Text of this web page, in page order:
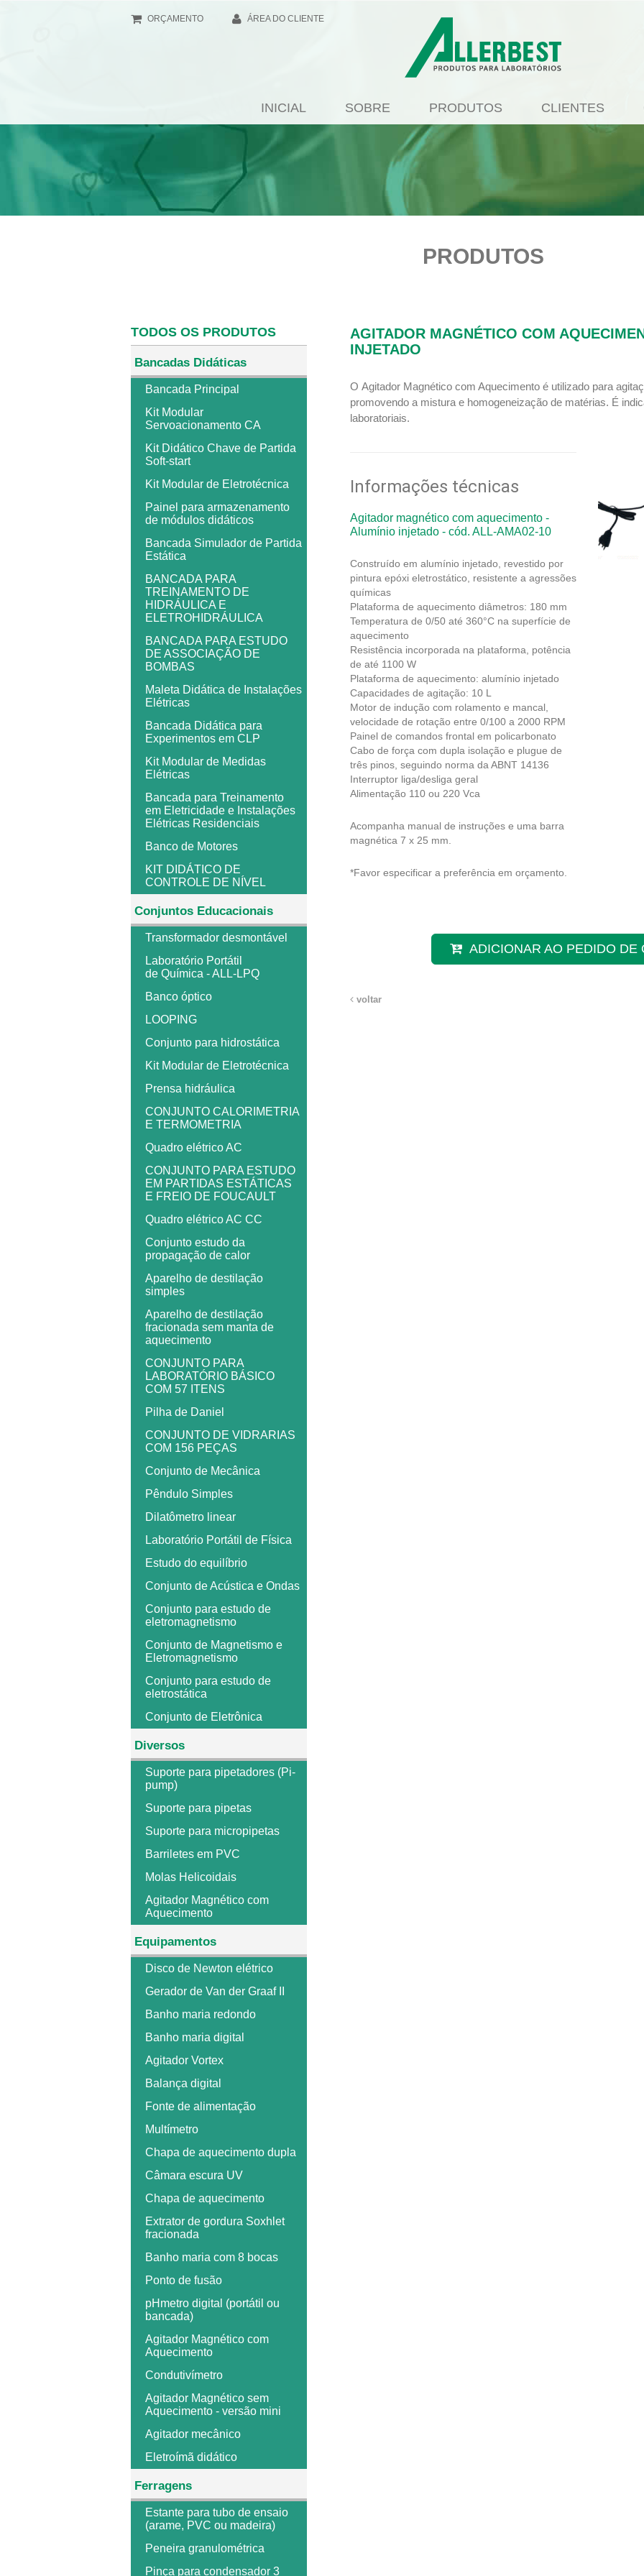
ORÇAMENTO ÁREA DO CLIENTE
INICIAL SOBRE PRODUTOS CLIENTES
PRODUTOS
TODOS OS PRODUTOS
Bancadas Didáticas
Bancada Principal
Kit Modular
Servoacionamento CA
Kit Didático Chave de Partida
Soft-start
Kit Modular de Eletrotécnica
Painel para armazenamento
de módulos didáticos
Bancada Simulador de Partida
Estática
BANCADA PARA
TREINAMENTO DE
HIDRÁULICA E
ELETROHIDRÁULICA
BANCADA PARA ESTUDO
DE ASSOCIAÇÃO DE
BOMBAS
Maleta Didática de Instalações
Elétricas
Bancada Didática para
Experimentos em CLP
Kit Modular de Medidas
Elétricas
Bancada para Treinamento
em Eletricidade e Instalações
Elétricas Residenciais
Banco de Motores
KIT DIDÁTICO DE
CONTROLE DE NÍVEL
Conjuntos Educacionais
Transformador desmontável
Laboratório Portátil
de Química - ALL-LPQ
Banco óptico
LOOPING
Conjunto para hidrostática
Kit Modular de Eletrotécnica
Prensa hidráulica
CONJUNTO CALORIMETRIA
E TERMOMETRIA
Quadro elétrico AC
CONJUNTO PARA ESTUDO
EM PARTIDAS ESTÁTICAS
E FREIO DE FOUCAULT
Quadro elétrico AC CC
Conjunto estudo da
propagação de calor
Aparelho de destilação
simples
Aparelho de destilação
fracionada sem manta de
aquecimento
CONJUNTO PARA
LABORATÓRIO BÁSICO
COM 57 ITENS
Pilha de Daniel
CONJUNTO DE VIDRARIAS
COM 156 PEÇAS
Conjunto de Mecânica
Pêndulo Simples
Dilatômetro linear
Laboratório Portátil de Física
Estudo do equilíbrio
Conjunto de Acústica e Ondas
Conjunto para estudo de
eletromagnetismo
Conjunto de Magnetismo e
Eletromagnetismo
Conjunto para estudo de
eletrostática
Conjunto de Eletrônica
Diversos
Suporte para pipetadores (Pi-
pump)
Suporte para pipetas
Suporte para micropipetas
Barriletes em PVC
Molas Helicoidais
Agitador Magnético com
Aquecimento
Equipamentos
Disco de Newton elétrico
Gerador de Van der Graaf II
Banho maria redondo
Banho maria digital
Agitador Vortex
Balança digital
Fonte de alimentação
Multímetro
Chapa de aquecimento dupla
Câmara escura UV
Chapa de aquecimento
Extrator de gordura Soxhlet
fracionada
Banho maria com 8 bocas
Ponto de fusão
pHmetro digital (portátil ou
bancada)
Agitador Magnético com
Aquecimento
Condutivímetro
Agitador Magnético sem
Aquecimento - versão mini
Agitador mecânico
Eletroímã didático
Ferragens
Estante para tubo de ensaio
(arame, PVC ou madeira)
Peneira granulométrica
Pinça para condensador 3
AGITADOR MAGNÉTICO COM
INJETADO
O Agitador Magnético com Aquecimento é utilizado para
promovendo a mistura e homogeneização de matérias. É
laboratoriais.
Informações técnicas
Agitador magnético com aquecimento -
Alumínio injetado - cód. ALL-AMA02-10
Construído em alumínio injetado, revestido por
pintura epóxi eletrostático, resistente a agressões
químicas
Plataforma de aquecimento diâmetros: 180 mm
Temperatura de 0/50 até 360°C na superfície de
aquecimento
Resistência incorporada na plataforma, potência
de até 1100 W
Plataforma de aquecimento: alumínio injetado
Capacidades de agitação: 10 L
Motor de indução com rolamento e mancal,
velocidade de rotação entre 0/100 a 2000 RPM
Painel de comandos frontal em policarbonato
Cabo de força com dupla isolação e plugue de
três pinos, seguindo norma da ABNT 14136
Interruptor liga/desliga geral
Alimentação 110 ou 220 Vca
Acompanha manual de instruções e uma barra
magnética 7 x 25 mm.
*Favor especificar a preferência em orçamento.
ADICIONAR AO PEDIDO DE
voltar